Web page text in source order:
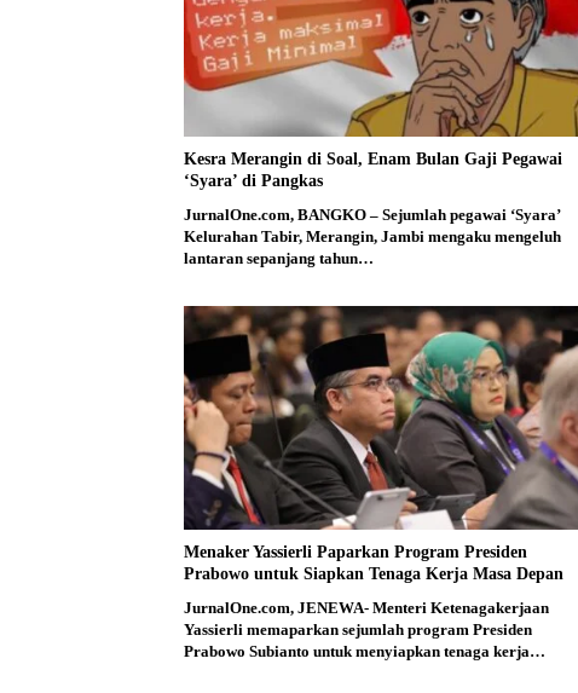
Kesra Merangin di Soal, Enam Bulan Gaji Pegawai
‘Syara’ di Pangkas
JurnalOne.com, BANGKO – Sejumlah pegawai ‘Syara’
Kelurahan Tabir, Merangin, Jambi mengaku mengeluh
lantaran sepanjang tahun…
Menaker Yassierli Paparkan Program Presiden
Prabowo untuk Siapkan Tenaga Kerja Masa Depan
JurnalOne.com, JENEWA- Menteri Ketenagakerjaan
Yassierli memaparkan sejumlah program Presiden
Prabowo Subianto untuk menyiapkan tenaga kerja…